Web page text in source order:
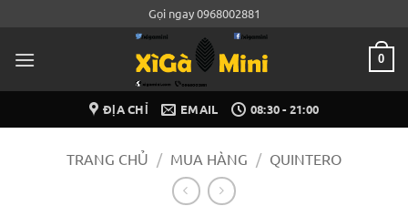
nội
Gọi ngay 0968002881
0
ĐỊA CHỈ EMAIL 08:30 - 21:00
TRANG CHỦ / MUA HÀNG / QUINTERO